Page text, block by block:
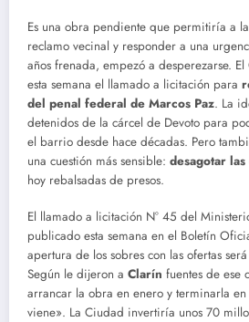
Es una obra pendiente que permitiría a
reclamo vecinal y responder a una
años frenada, empezó a desperezarse.
esta semana el llamado a licitación para
del penal federal de Marcos Paz. La
detenidos de la cárcel de Devoto para
el barrio desde hace décadas. Pero
una cuestión más sensible: desagotar
hoy rebalsadas de presos.
El llamado a licitación N° 45 del
publicado esta semana en el Boletín
apertura de los sobres con las ofertas
Según le dijeron a Clarín fuentes de ese
arrancar la obra en enero y terminarla
viene». La Ciudad invertiría unos 70